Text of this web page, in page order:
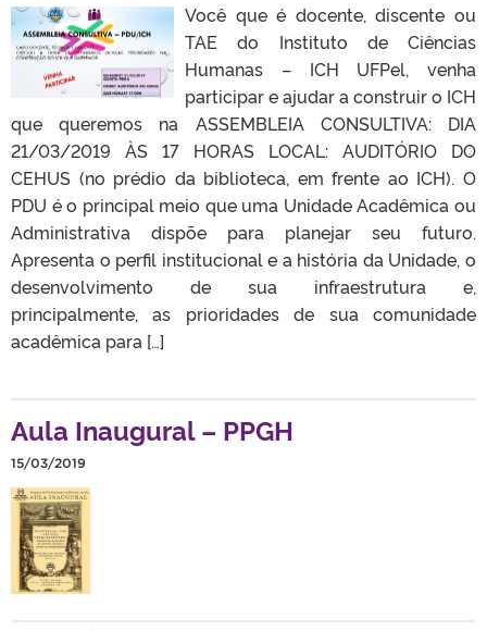
Você que é docente, discente ou
TAE do Instituto de Ciências
Humanas – ICH UFPel, venha
participar e ajudar a construir o ICH
que queremos na ASSEMBLEIA CONSULTIVA: DIA
21/03/2019 ÀS 17 HORAS LOCAL: AUDITÓRIO DO
CEHUS (no prédio da biblioteca, em frente ao ICH). O
PDU é o principal meio que uma Unidade Acadêmica ou
Administrativa dispõe para planejar seu futuro.
Apresenta o perfil institucional e a história da Unidade, o
desenvolvimento de sua infraestrutura e,
principalmente, as prioridades de sua comunidade
acadêmica para […]
Aula Inaugural – PPGH
15/03/2019